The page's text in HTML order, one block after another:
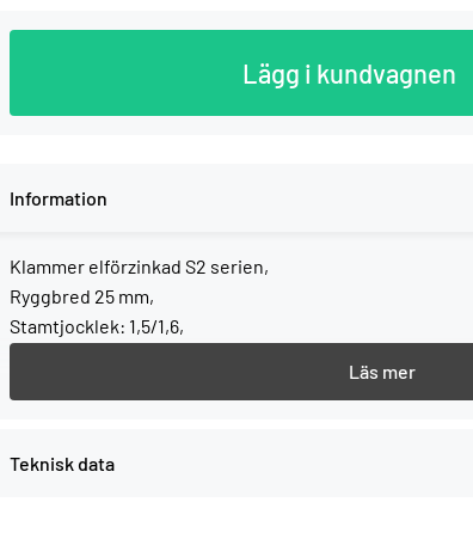
Lägg i kundvagnen
Information
Klammer elförzinkad S2 serien,
Ryggbred 25 mm,
Stamtjocklek: 1,5/1,6,
Teknisk data